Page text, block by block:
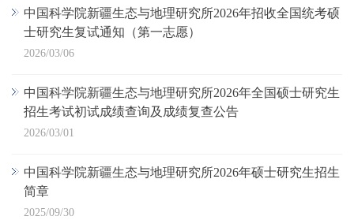
中国科学院新疆生态与地理研究所2026年招收全国统考硕
士研究生复试通知（第一志愿）
2026/03/06
中国科学院新疆生态与地理研究所2026年全国硕士研究生
招生考试初试成绩查询及成绩复查公告
2026/03/01
中国科学院新疆生态与地理研究所2026年硕士研究生招生
简章
2025/09/30